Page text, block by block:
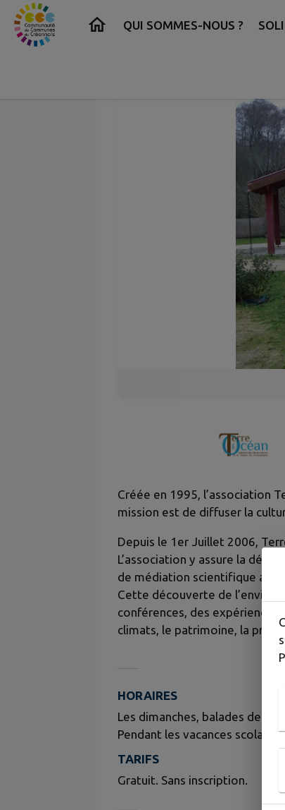
Contenu Menu Recherche Pied de page
QUI SOMMES-NOUS ?
Créée en 1995, l’association
mission est de diffuser la
Depuis le 1er Juillet 2006,
L’association y assure la
de médiation scientifique
Cette découverte de
conférences, des
climats, le patrimoine, la
HORAIRES
Les dimanches, balades de
Pendant les vacances
TARIFS
Gratuit. Sans inscription.